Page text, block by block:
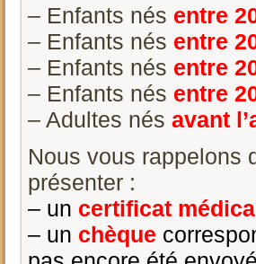
– Enfants nés entre
– Enfants nés entre
– Enfants nés entre
– Enfants nés entre
– Adultes nés avant
Nous vous rappelons
présenter :
– un certificat
– un chèque